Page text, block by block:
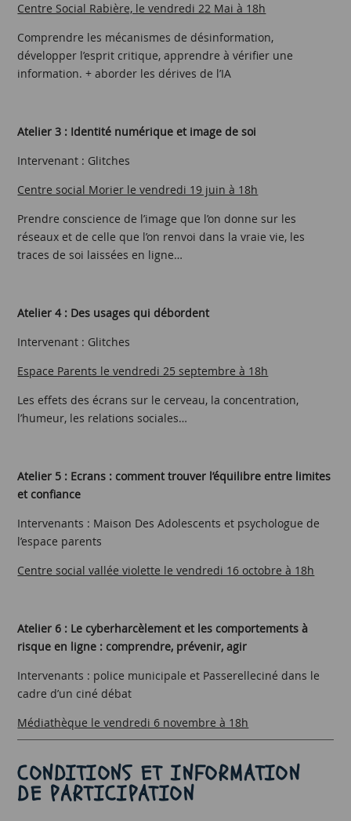
Centre Social Rabière, le vendredi 22 Mai à 18h
Comprendre les mécanismes de désinformation,
développer l’esprit critique, apprendre à vérifier une
information. + aborder les dérives de l’IA
Atelier 3 : Identité numérique et image de soi
Intervenant : Glitches
Centre social Morier le vendredi 19 juin à 18h
Prendre conscience de l’image que l’on donne sur les
réseaux et de celle que l’on renvoi dans la vraie vie, les
traces de soi laissées en ligne…
Atelier 4 : Des usages qui débordent
Intervenant : Glitches
Espace Parents le vendredi 25 septembre à 18h
Les effets des écrans sur le cerveau, la concentration,
l’humeur, les relations sociales…
Atelier 5 : Ecrans : comment trouver l’équilibre entre limites
et confiance
Intervenants : Maison Des Adolescents et psychologue de
l’espace parents
Centre social vallée violette le vendredi 16 octobre à 18h
Atelier 6 : Le cyberharcèlement et les comportements à
risque en ligne : comprendre, prévenir, agir
Intervenants : police municipale et Passerelleciné dans le
cadre d’un ciné débat
Médiathèque le vendredi 6 novembre à 18h
CONDITIONS ET INFORMATION
DE PARTICIPATION